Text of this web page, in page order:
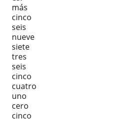
más
cinco
seis
nueve
siete
tres
seis
cinco
cuatro
uno
cero
cinco